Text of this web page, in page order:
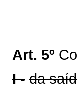
Art. 5º
I - da